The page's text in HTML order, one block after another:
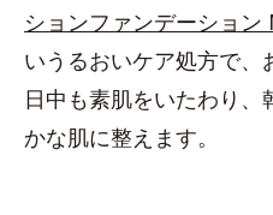
ションファンデーション
いうるおいケア処方で、
日中も素肌をいたわり、
かな肌に整えます。